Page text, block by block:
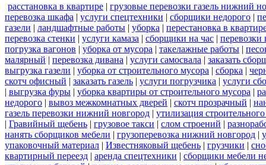
расстановка в квартире | грузовые перевозки газель нижний
перевозка шкафа | услуги спецтехники | сборщики недорого |
газели | ландшафтные работы | уборка | перестановка в
перевозка стенки | услуги камаза | сборщики на час | перевозки
погрузка вагонов | уборка от мусора | такелажные работы |
малярный | перевозка дивана | услуги самосвала | заказать
выгрузка газели | уборка от строительного мусора | сборка |
скотч офисный | заказать газель | услуги погрузчика | услуги
| выгрузка фуры | уборка квартиры от строительного мусора |
недорого | вывоз межкомнатных дверей | скотч прозрачный |
газель перевозки нижний новгород | утилизация
| Гравийный щебень | грузовое такси | слом строений |
нанять сборщиков мебели | грузоперевозка нижний новгород |
упаковочный материал | Известняковый щебень | грузчики |
квартирный переезд | аренда спецтехники | сборщики мебели